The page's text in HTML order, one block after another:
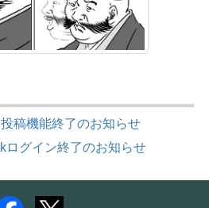
稿機能終了のお知らせ
ログイン終了のお知らせ